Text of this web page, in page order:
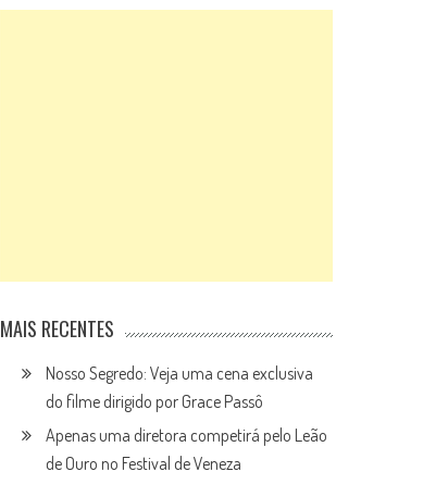
MAIS RECENTES
Nosso Segredo: Veja uma cena exclusiva
do filme dirigido por Grace Passô
Apenas uma diretora competirá pelo Leão
de Ouro no Festival de Veneza